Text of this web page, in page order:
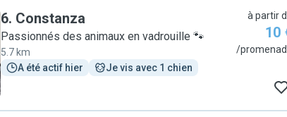
6. Constanza
Passionnés des animaux en vadrouille 🐾
5.7 km
A été actif hier
Je vis avec 1 chien
à partir
10
/